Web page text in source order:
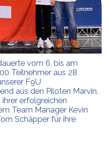
vom 6. bis am
Teilnehmer aus 28
F9U
aus den Piloten Marvin,
erfolgreichen
Team Manager Kevin
Schäpper für ihre